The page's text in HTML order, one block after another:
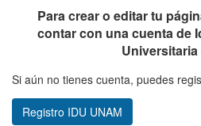
Para crear o editar tu
contar con una cuenta de
Universitaria
Si aún no tienes cuenta, puedes
Registro IDU UNAM